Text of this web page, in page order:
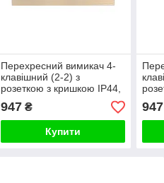
Перехресний вимикач 4-
клавішний (2-2) з
розеткою з кришкою IP44,
заземлення, WALLPAD,
золото алюміній
947₴
Купити
947